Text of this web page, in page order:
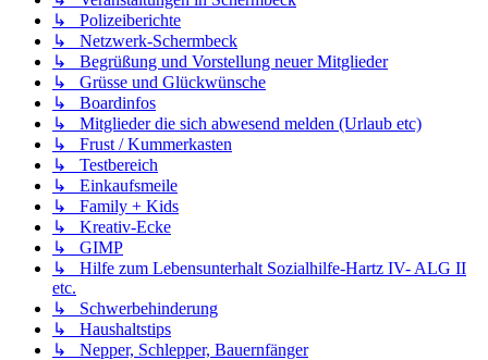
↳ Polizeiberichte
↳ Netzwerk-Schermbeck
↳ Begrüßung und Vorstellung neuer Mitglieder
↳ Grüsse und Glückwünsche
↳ Boardinfos
↳ Mitglieder die sich abwesend melden (Urlaub etc)
↳ Frust / Kummerkasten
↳ Testbereich
↳ Einkaufsmeile
↳ Family + Kids
↳ Kreativ-Ecke
↳ GIMP
↳ Hilfe zum Lebensunterhalt Sozialhilfe-Hartz IV- ALG II
etc.
↳ Schwerbehinderung
↳ Haushaltstips
↳ Nepper, Schlepper, Bauernfänger